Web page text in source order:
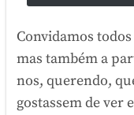
Convidamos
mas também a
nos, querendo,
gostassem de ver